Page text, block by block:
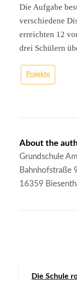
Die Aufgabe
verschiedene
erreichten 12
drei Schülern
Projekte
About the
Grundschule
Bahnhofstraße
16359
Die Schule